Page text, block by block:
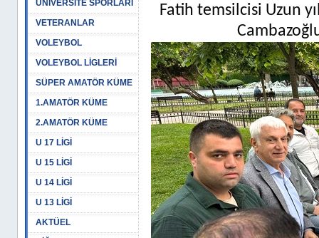
ÜNİVERSİTE SPORLARI
VETERANLAR
VOLEYBOL
VOLEYBOL LİGLERİ
SÜPER AMATÖR KÜME
1.AMATÖR KÜME
2.AMATÖR KÜME
U 17 LİGİ
U 15 LİGİ
U 14 LİGİ
U 13 LİGİ
AKTÜEL
Fatih temsilcisi Uzun